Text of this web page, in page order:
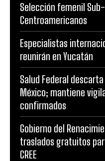
Selección femenil
Centroamericanos
Especialistas
reunirán en Yucatán
Salud Federal
México; mantiene
confirmados
Gobierno del
traslados gratuitos
CREE